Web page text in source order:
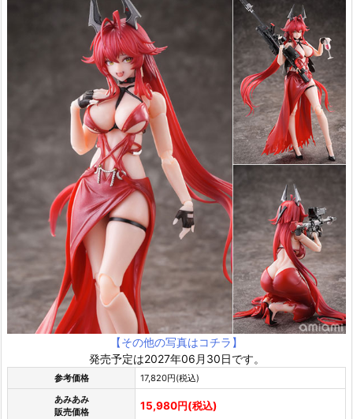
【その他の写真はコチラ】
発売予定は2027年06月30日です。
参考価格
17,820円(税込)
あみあみ
販売価格
15,980円(税込)